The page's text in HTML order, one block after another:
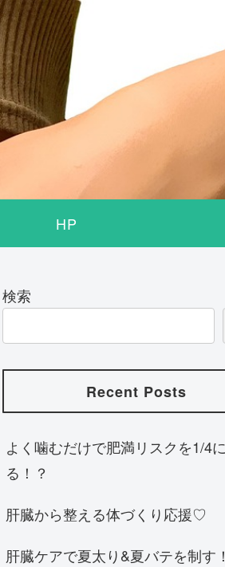
HP
検索
Recent Posts
よく噛むだけで肥満リスクを1/4
る！？
肝臓から整える体づくり応援♡
肝臓ケアで夏太り&夏バテを制